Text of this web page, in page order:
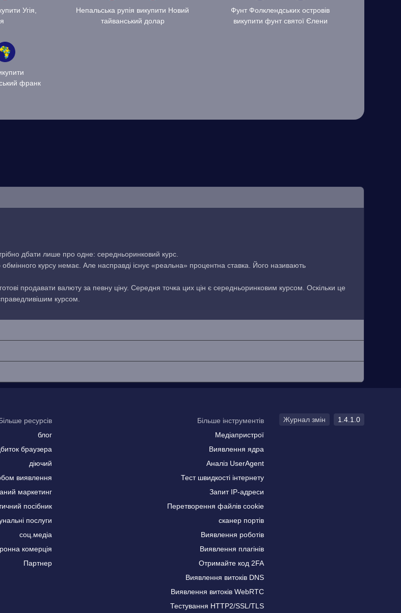
Угія,
Непальська рупія викупити Новий
тайванський долар
Фунт Фолклендських островів
викупити фунт святої Єлени
франк
дбати лише про одне: середньоринковий курс.
курсу немає. Але насправді існує «реальна» процентна ставка. Його називають
продавати валюту за певну ціну. Середня точка цих цін є середньоринковим курсом. Оскільки це
курсом.
ресурсів
блог
браузера
діючий
виявлення
маркетинг
посібник
послуги
соц.медіа
комерція
Партнер
Більше інструментів
Медіапристрої
Виявлення ядра
Аналіз UserAgent
Тест швидкості інтернету
Запит IP-адреси
Перетворення файлів cookie
сканер портів
Виявлення роботів
Виявлення плагінів
Отримайте код 2FA
Виявлення витоків DNS
Виявлення витоків WebRTC
Тестування HTTP2/SSL/TLS
Журнал змін 1.4.1.0